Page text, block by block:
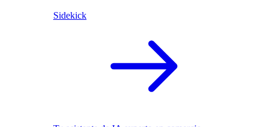
Sidekick